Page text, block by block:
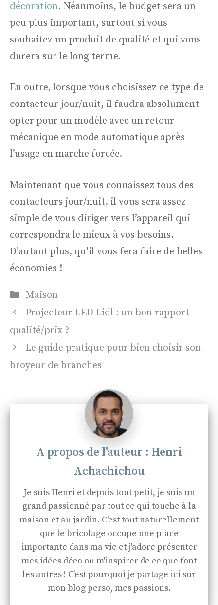
décoration. Néanmoins, le budget sera un
peu plus important, surtout si vous
souhaitez un produit de qualité et qui vous
durera sur le long terme.
En outre, lorsque vous choisissez ce type de
contacteur jour/nuit, il faudra absolument
opter pour un modèle avec un retour
mécanique en mode automatique après
l’usage en marche forcée.
Maintenant que vous connaissez tous des
contacteurs jour/nuit, il vous sera assez
simple de vous diriger vers l’appareil qui
correspondra le mieux à vos besoins.
D’autant plus, qu’il vous fera faire de belles
économies !
Catégories
Maison
Projecteur LED Lidl : un bon rapport
qualité/prix ?
Le guide pratique pour bien choisir son
broyeur de branches
Henri
Achachichou
Je suis Henri et depuis tout petit, je suis un
grand passionné par tout ce qui touche à la
maison et au jardin. C'est tout naturellement
que le bricolage occupe une place
importante dans ma vie et j'adore présenter
mes idées déco ou m'inspirer de ce que font
les autres ! C'est pourquoi je partage ici sur
mon blog perso, mes passions.